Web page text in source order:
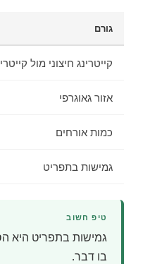
גורם
קייטרינג חיצוני מול
אזור גאוגרפי
כמות אורחים
גמישות בתפריט
טיפ חשוב
גמישות בתפריט היא
בו דבר.